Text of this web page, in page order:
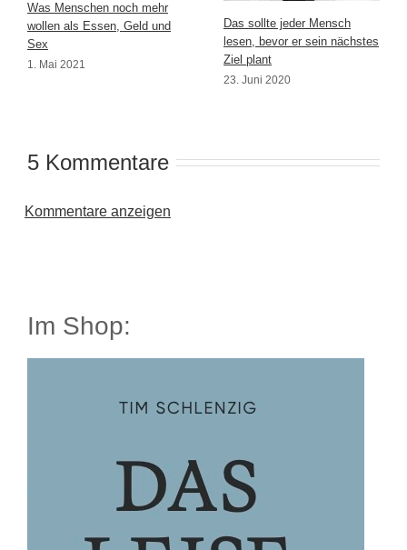
Was Menschen noch mehr
wollen als Essen, Geld und
Sex
1. Mai 2021
Das sollte jeder Mensch
lesen, bevor er sein nächstes
Ziel plant
23. Juni 2020
5 Kommentare
Kommentare anzeigen
Im Shop: